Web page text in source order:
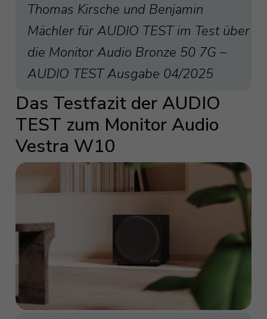
Thomas Kirsche und Benjamin
Mächler für AUDIO TEST im Test über
die Monitor Audio Bronze 50 7G –
AUDIO TEST Ausgabe 04/2025
Das Testfazit der AUDIO
TEST zum Monitor Audio
Vestra W10